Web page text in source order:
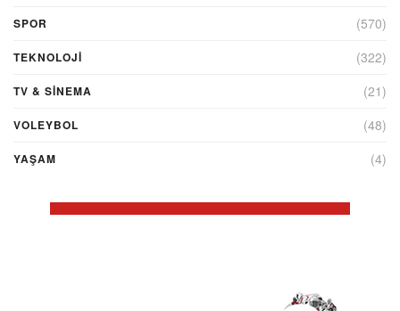
SPOR (570)
TEKNOLOJİ (322)
TV & SINEMA (21)
VOLEYBOL (48)
YAŞAM (4)